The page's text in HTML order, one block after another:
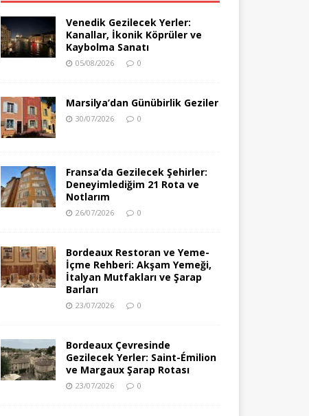
Venedik Gezilecek Yerler:
Kanallar, İkonik Köprüler ve
Kaybolma Sanatı
05/08/2026 0
Marsilya’dan Günübirlik Geziler
30/07/2026 0
Fransa’da Gezilecek Şehirler:
Deneyimlediğim 21 Rota ve
Notlarım
26/07/2026 0
Bordeaux Restoran ve Yeme-
İçme Rehberi: Akşam Yemeği,
İtalyan Mutfakları ve Şarap
Barları
23/07/2026 0
Bordeaux Çevresinde
Gezilecek Yerler: Saint-Émilion
ve Margaux Şarap Rotası
23/07/2026 0